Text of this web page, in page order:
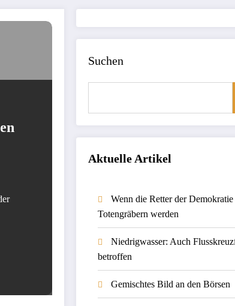
Suchen
Aktuelle Artikel
Wenn die Retter der Demokratie
Totengräbern werden
Niedrigwasser: Auch
betroffen
Gemischtes Bild an den Börsen